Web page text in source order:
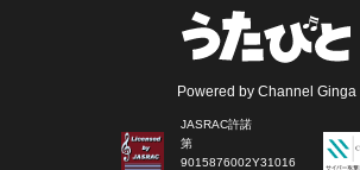
Powered by Channel Ginga
JASRAC許諾
第
9015876002Y31016